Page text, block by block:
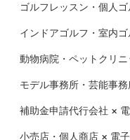
ゴルフレッスン・個人
インドアゴルフ・室内
動物病院・ペットクリ
モデル事務所・芸能事
補助金申請代行会社 ×
小売店・個人商店 × 電